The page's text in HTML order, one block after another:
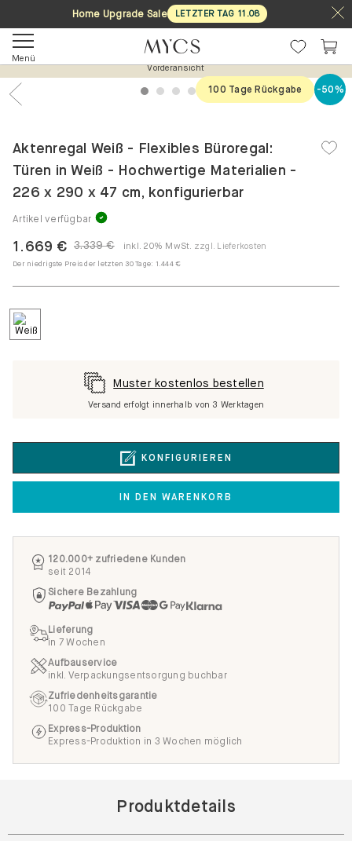
Home Upgrade Sale LETZTER TAG 11 .08
Menü
Vorderansicht
1 2 3 4 5
100 Tage Rückgabe -50%
Aktenregal Weiß - Flexibles Büroregal:
Türen in Weiß - Hochwertige Materialien -
226 x 290 x 47 cm, konfigurierbar
Artikel verfügbar
3.339 €
1.669 € inkl. 20% MwSt. zzgl. Lieferkosten
Der niedrigste Preis der letzten 30 Tage: 1.444 €
KONFIGURIEREN
IN DEN WARENKORB
Muster kostenlos bestellen
Versand erfolgt innerhalb von 3 Werktagen
120.000+ zufriedene Kunden
seit 2014
Sichere Bezahlung
Lieferung
in 7 Wochen
Aufbauservice
inkl. Verpackungsentsorgung buchbar
Zufriedenheitsgarantie
100 Tage Rückgabe
Express-Produktion
Express-Produktion in 3 Wochen möglich
Produktdetails